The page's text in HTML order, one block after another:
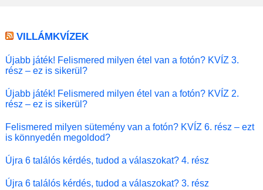
VILLÁMKVÍZEK
Újabb játék! Felismered milyen étel van a fotón? KVÍZ 3.
rész – ez is sikerül?
Újabb játék! Felismered milyen étel van a fotón? KVÍZ 2.
rész – ez is sikerül?
Felismered milyen sütemény van a fotón? KVÍZ 6. rész – ezt
is könnyedén megoldod?
Újra 6 találós kérdés, tudod a válaszokat? 4. rész
Újra 6 találós kérdés, tudod a válaszokat? 3. rész